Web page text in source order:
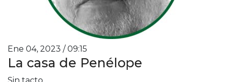
Ene 04, 2023 / 09:15
La casa de Penélope